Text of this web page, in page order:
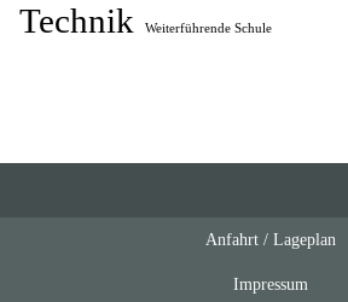
Technik Weiterführende Schule
Anfahrt / Lageplan
Impressum
Feeds oben